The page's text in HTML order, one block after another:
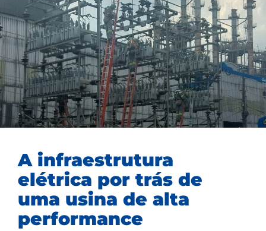
A infraestrutura
elétrica por trás de
uma usina de alta
performance